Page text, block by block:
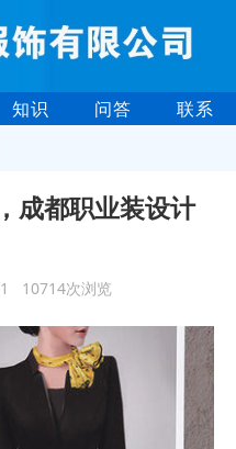
知识 问答 联系
成都职业装设计
10714次浏览